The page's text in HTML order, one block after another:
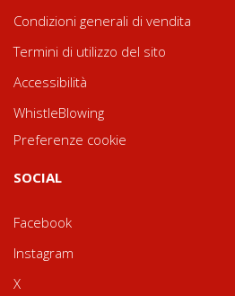
Condizioni generali di vendita
Termini di utilizzo del sito
Accessibilità
WhistleBlowing
Preferenze cookie
SOCIAL
Facebook
Instagram
X